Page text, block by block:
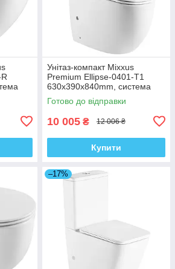
Унітаз-компакт Mixxus
Premium Ellipse-0401-T1
630x390x840mm, система
змиву TORNADO 1.0
(MP6467)
Готово до відправки
10 005 ₴ 12 006 ₴
Купити
–17%